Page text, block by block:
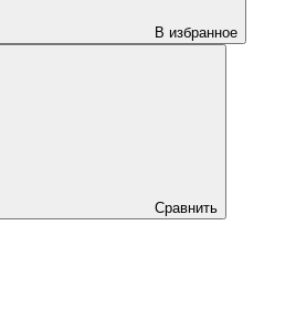
В избранное
Сравнить